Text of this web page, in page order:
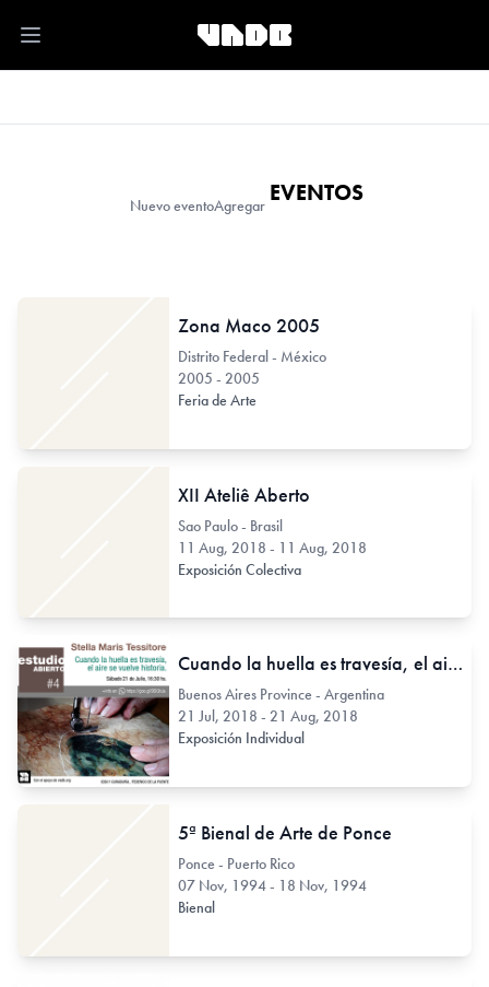
Open main menu
Nuevo eventoAgregar EVENTOS
Zona Maco 2005
Distrito Federal - México
2005 - 2005
Feria de Arte
XII Ateliê Aberto
Sao Paulo - Brasil
11 Aug, 2018 - 11 Aug, 2018
Exposición Colectiva
Cuando la huella es travesía, el aire se vuelve historia.
Buenos Aires Province - Argentina
21 Jul, 2018 - 21 Aug, 2018
Exposición Individual
5ª Bienal de Arte de Ponce
Ponce - Puerto Rico
07 Nov, 1994 - 18 Nov, 1994
Bienal